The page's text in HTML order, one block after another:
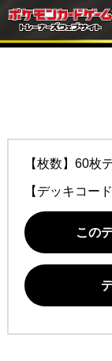
【枚数】60枚
【デッキコード
この